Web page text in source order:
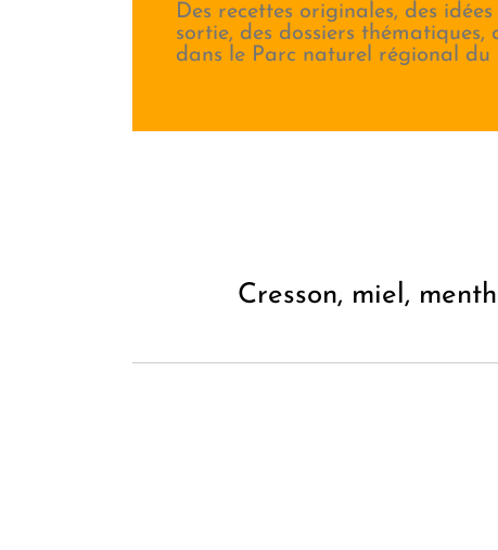
Des recettes originales, des
sortie, des dossiers
dans le Parc naturel régional
Cresson, miel,